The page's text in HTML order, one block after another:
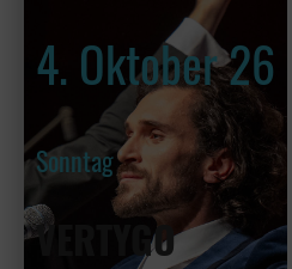
4. Oktober 26
Sonntag
VERTYGO